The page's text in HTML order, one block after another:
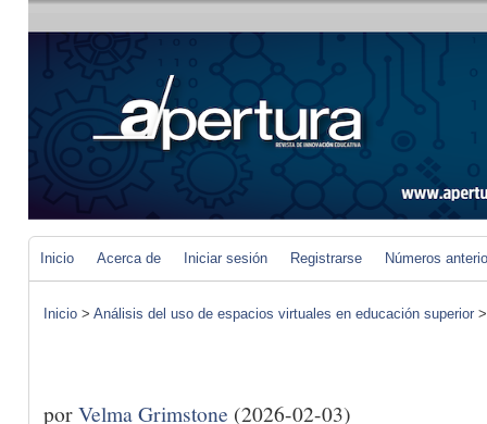
Inicio Acerca de Iniciar sesión Registrarse Números
Inicio > Análisis del uso de espacios virtuales en educación superior
porVelma Grimstone (2026-02-03)